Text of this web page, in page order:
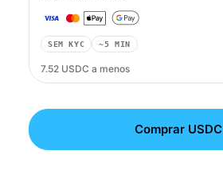
SEM KYC ~5 MIN
7.52 USDC a menos
Comprar USDC